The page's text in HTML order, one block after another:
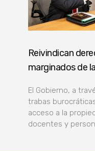
Reivindican
marginados de
El Gobierno, a
trabas
acceso a la
docentes y